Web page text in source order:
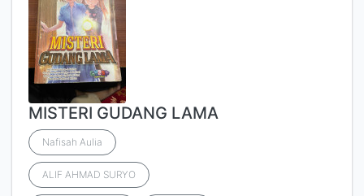
MISTERI GUDANG LAMA
Nafisah Aulia
ALIF AHMAD SURYO